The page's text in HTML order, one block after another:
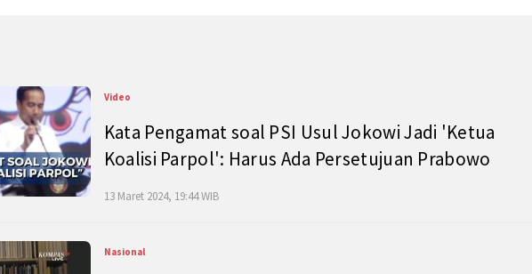
Video
Kata Pengamat soal PSI Usul Jokowi Jadi 'Ketua
Koalisi Parpol': Harus Ada Persetujuan Prabowo
13 Maret 2024, 19:44 WIB
Nasional